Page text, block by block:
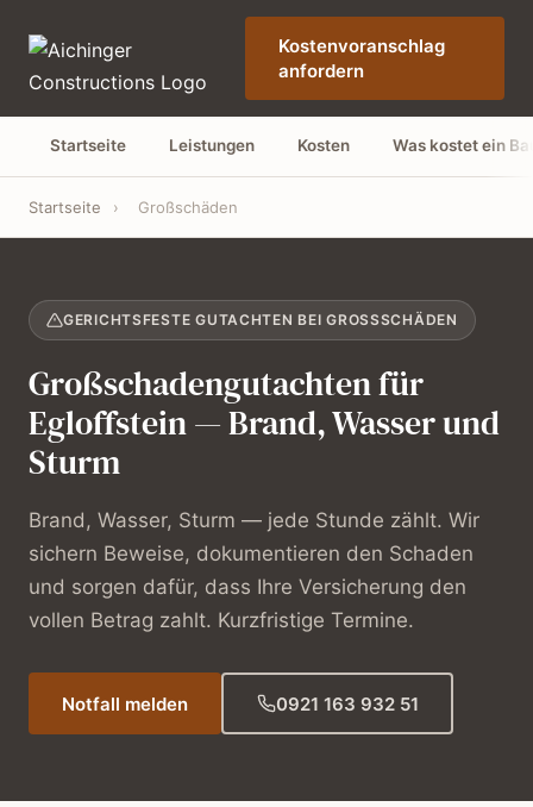
Kostenvoranschlag
anfordern
Startseite Leistungen Kosten Was kostet ein
Startseite › Großschäden
GERICHTSFESTE GUTACHTEN BEI GROSSSCHÄDEN
Großschadengutachten für
Egloffstein — Brand, Wasser und
Sturm
Brand, Wasser, Sturm — jede Stunde zählt. Wir
sichern Beweise, dokumentieren den Schaden
und sorgen dafür, dass Ihre Versicherung den
vollen Betrag zahlt. Kurzfristige Termine.
Notfall melden 0921 163 932 51